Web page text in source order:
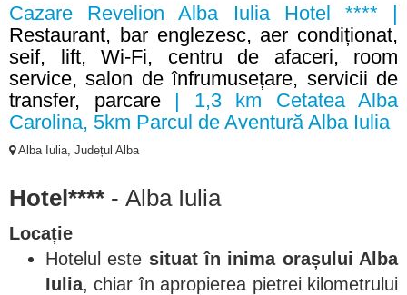
Cazare Revelion Alba Iulia Hotel **** |
Restaurant, bar englezesc, aer condiționat,
seif, lift, Wi-Fi, centru de afaceri, room
service, salon de înfrumusețare, servicii de
transfer, parcare| 1,3 km Cetatea Alba
Carolina, 5km Parcul de Aventură Alba Iulia
Alba Iulia, Județul Alba
Hotel**** - Alba Iulia
Locație
Hotelul este situat în inima orașului Alba
Iulia, chiar în apropierea pietrei kilometrului